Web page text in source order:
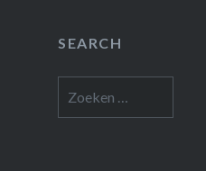
SEARCH
naar: